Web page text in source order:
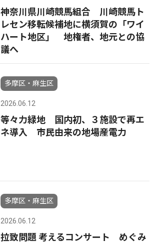
神奈川県川崎競馬組合 川崎競馬ト
レセン移転候補地に横須賀の「ワイ
ハート地区」 地権者、地元との協
議へ
多摩区・麻生区
2026.06.12
等々力緑地 国内初、３施設で再エ
ネ導入 市民由来の地場産電力
多摩区・麻生区
2026.06.12
拉致問題 考えるコンサート めぐみ